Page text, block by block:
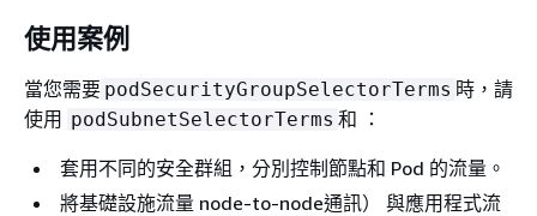
使用案例
當您需要 podSecurityGroupSelectorTerms 時，請
使用 podSubnetSelectorTerms 和 ：
套用不同的安全群組，分別控制節點和 Pod 的流量。
將基礎設施流量 node-to-node通訊） 與應用程式流